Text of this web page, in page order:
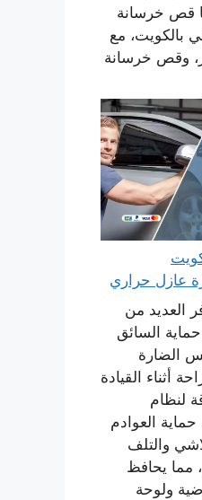
قص خرسانة
بالكويت، مع
وقص خرسانة
العديد من
السائق
الضارة
أثناء القيادة
لنظام
العوادم
والتلف
مما يحافظ
ولوحة